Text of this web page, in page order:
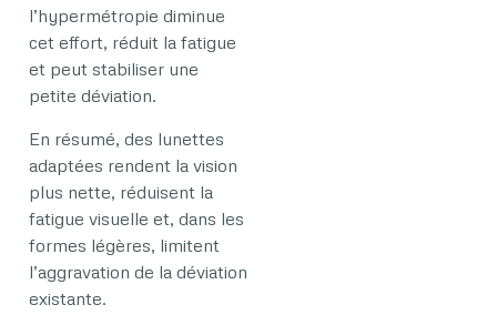
l’hypermétropie diminue
cet effort, réduit la fatigue
et peut stabiliser une
petite déviation.
En résumé, des lunettes
adaptées rendent la vision
plus nette, réduisent la
fatigue visuelle et, dans les
formes légères, limitent
l’aggravation de la déviation
existante.